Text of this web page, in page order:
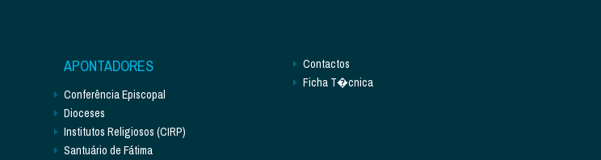
APONTADORES
Conferência Episcopal
Dioceses
Institutos Religiosos (CIRP)
Santuário de Fátima
Contactos
Ficha T�cnica